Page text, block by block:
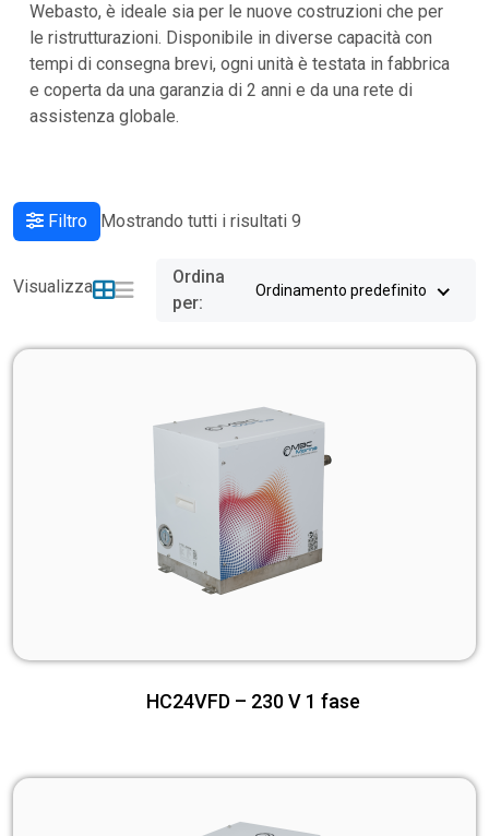
Webasto, è ideale sia per le nuove costruzioni che per
le ristrutturazioni. Disponibile in diverse capacità con
tempi di consegna brevi, ogni unità è testata in fabbrica
e coperta da una garanzia di 2 anni e da una rete di
assistenza globale.
Filtro Mostrando tutti i risultati 9
Visualizza
Ordina
per:
Ordinamento predefinito
HC24VFD – 230 V 1 fase